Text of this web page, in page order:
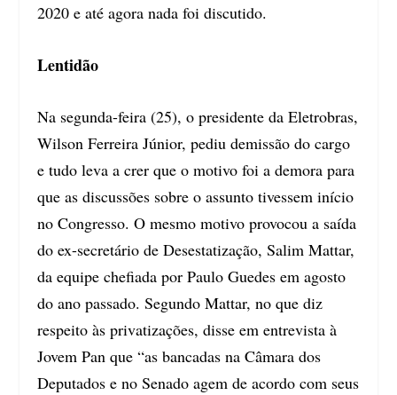
2020 e até agora nada foi discutido.
Lentidão
Na segunda-feira (25), o presidente da Eletrobras,
Wilson Ferreira Júnior, pediu demissão do cargo
e tudo leva a crer que o motivo foi a demora para
que as discussões sobre o assunto tivessem início
no Congresso. O mesmo motivo provocou a saída
do ex-secretário de Desestatização, Salim Mattar,
da equipe chefiada por Paulo Guedes em agosto
do ano passado. Segundo Mattar, no que diz
respeito às privatizações, disse em entrevista à
Jovem Pan que “as bancadas na Câmara dos
Deputados e no Senado agem de acordo com seus